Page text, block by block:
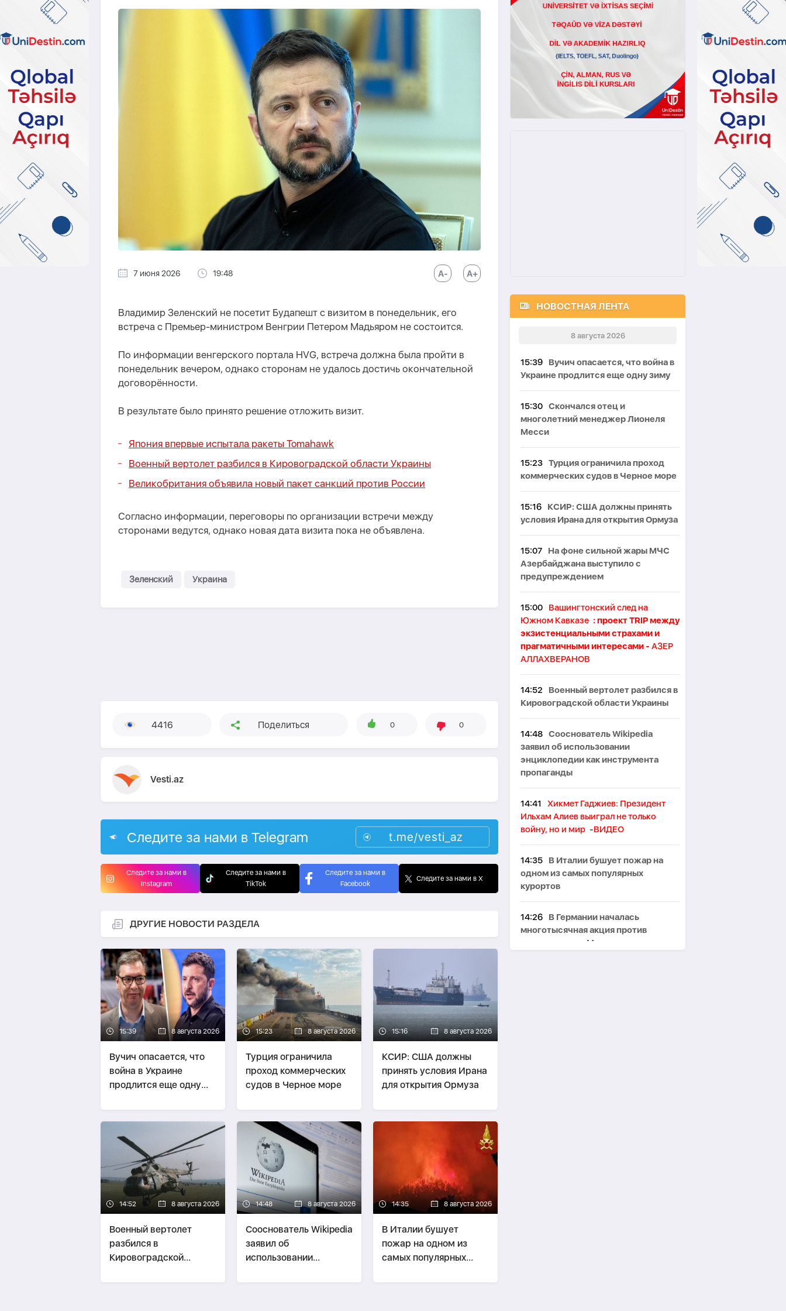
7 июня 2026 19:48
Владимир Зеленский не посетит Будапешт с визитом в понедельник, его
встреча с Премьер-министром Венгрии Петером Мадьяром не состоится.
По информации венгерского портала HVG, встреча должна была пройти в
понедельник вечером, однако сторонам не удалось достичь окончательной
договорённости.
В результате было принято решение отложить визит.
Япония впервые испытала ракеты Tomahawk
Военный вертолет разбился в Кировоградской области Украины
Великобритания объявила новый пакет санкций против России
Согласно информации, переговоры по организации встречи между
сторонами ведутся, однако новая дата визита пока не объявлена.
Зеленский Украина
4416 Поделиться 0 0
Vesti.az
Следите за нами в Telegram t.me/vesti_az
Следите за нами в
Instagram
Следите за нами в
TikTok
Следите за нами в
Facebook
Следите за нами в X
ДРУГИЕ НОВОСТИ РАЗДЕЛА
15:39 8 августа 2026
Вучич опасается, что
война в Украине
продлится еще одну
15:23 8 августа 2026
Турция ограничила
проход коммерческих
судов в Черное море
15:16 8 августа 2026
КСИР: США должны
принять условия Ирана
для открытия Ормуза
14:52 8 августа 2026
Военный вертолет
разбился в
Кировоградской
14:48 8 августа 2026
Сооснователь Wikipedia
заявил об
использовании
инструмента
14:35 8 августа 2026
В Италии бушует
пожар на одном из
самых популярных
НОВОСТНАЯ ЛЕНТА
8 августа 2026
15:39
Вучич опасается, что война в
Украине продлится еще одну зиму
15:30 Скончался отец и
многолетний менеджер Лионеля
Месси
15:23 Турция ограничила проход
коммерческих судов в Черное море
15:16
КСИР: США должны принять
условия Ирана для открытия Ормуза
15:07
На фоне сильной жары МЧС
Азербайджана выступило с
предупреждением
15:00
Вашингтонский след на
Южном Кавказе : проект TRIP между
экзистенциальными страхами и
прагматичными интересами - АЗЕР
АЛЛАХВЕРАНОВ
14:52
Военный вертолет разбился в
Кировоградской области Украины
14:48 Сооснователь Wikipedia
заявил об использовании
энциклопедии как инструмента
пропаганды
14:41
Хикмет Гаджиев: Президент
Ильхам Алиев выиграл не только
войну, но и мир -ВИДЕО
14:35
В Италии бушует пожар на
одном из самых популярных
курортов
14:26
В Германии началась
многотысячная акция против
правительства Мерца